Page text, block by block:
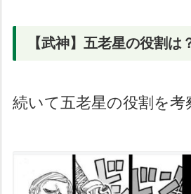
【武神】五老星の役割は
続いて五老星の役割を考